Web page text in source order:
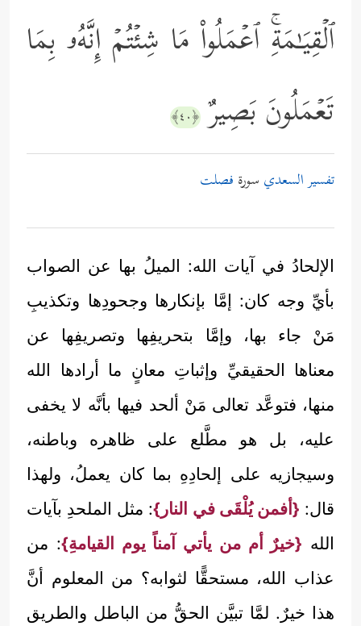
ٱلۡقِیَـٰمَةِۚ ٱعۡمَلُواْ مَا شِئۡتُمۡ إِنَّهُۥ بِمَا
تَعۡمَلُونَ بَصِیرٌ ﴿٤٠﴾
تفسير السعدي سورة فصلت
الإلحادُ في آيات الله: الميلُ بها عن الصواب
بأيِّ وجه كان: إمَّا بإنكارها وجحودِها وتكذيبِ
مَنْ جاء بها، وإمَّا بتحريفِها وتصريفِها عن
معناها الحقيقيِّ وإثباتِ معانٍ ما أرادها الله
منها، فتوعَّد تعالى مَنْ ألحد فيها بأنَّه لا يخفى
عليه، بل هو مطَّلع على ظاهره وباطنه،
وسيجازيه على إلحادِهِ بما كان يعملُ، ولهذا
قال: {أفمن يُلْقَى في النار}: مثل الملحدِ بآيات
الله {خيرٌ أم من يأتي آمناً يوم القيامةِ}: من
عذاب الله، مستحقًّا لثوابه؟ من المعلوم أنَّ
هذا خيرٌ. لمَّا تبيَّن الحقُّ من الباطل والطريق